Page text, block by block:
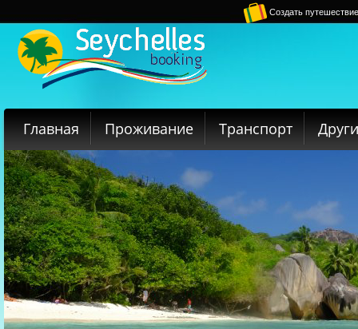
Создать
Главная Проживание Транспорт